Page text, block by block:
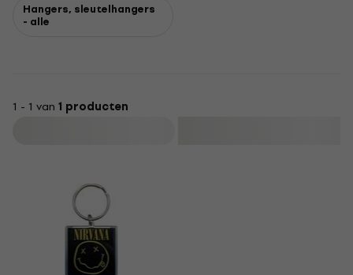
Hangers, sleutelhangers
- alle
1 - 1 van 1 producten